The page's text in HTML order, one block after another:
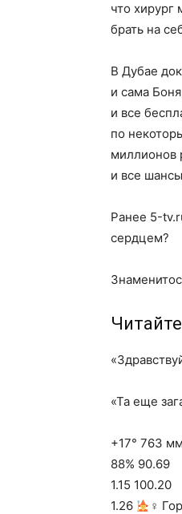
что
брать на
В Дубае
и сама
и все
по
миллионов
и все
Ранее 5-
сердцем?
«Та еще
+17° 763
88% 90.69
1.15 100.20
1.26
‍♀